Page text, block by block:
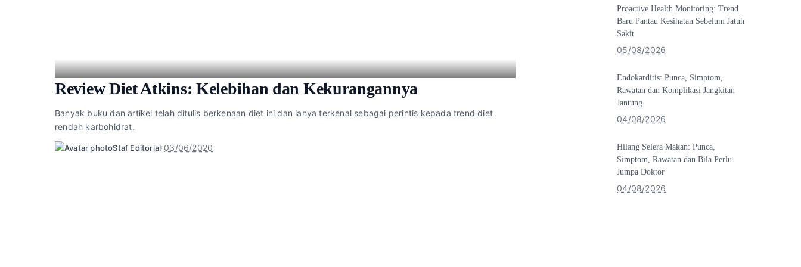
Review Diet Atkins: Kelebihan dan Kekurangannya
Banyak buku dan artikel telah ditulis berkenaan diet ini dan ianya terkenal sebagai perintis kepada trend diet
rendah karbohidrat.
Posted
Staf Editorial 03/06/2020
Proactive Health Monitoring: Trend
Baru Pantau Kesihatan Sebelum Jatuh
Sakit
05/08/2026
Endokarditis: Punca, Simptom,
Rawatan dan Komplikasi Jangkitan
Jantung
04/08/2026
Hilang Selera Makan: Punca,
Simptom, Rawatan dan Bila Perlu
Jumpa Doktor
04/08/2026